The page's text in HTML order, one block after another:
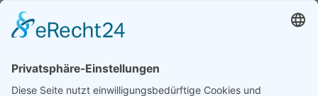
Spenden können steuerlich abgesetzt werden
Förderung